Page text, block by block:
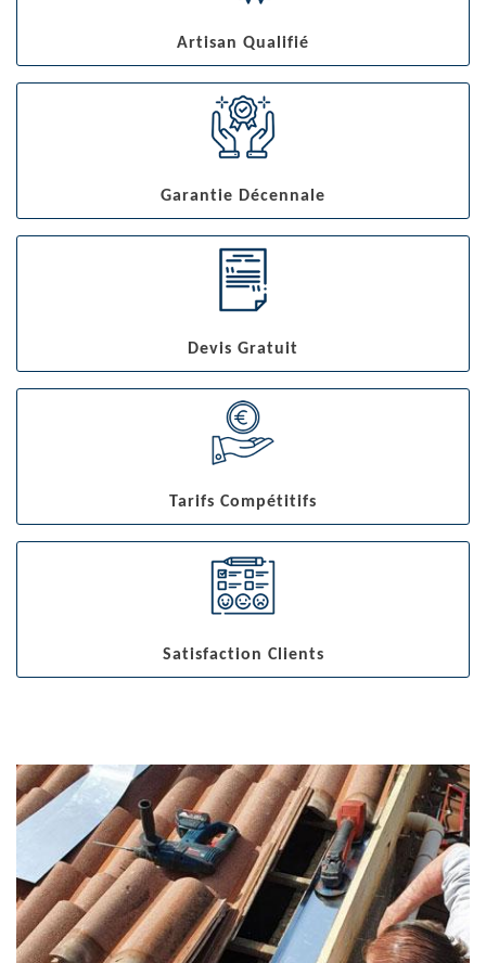
Artisan Qualifié
Garantie Décennale
Devis Gratuit
Tarifs Compétitifs
Satisfaction Clients